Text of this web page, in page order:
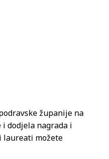
županije na
dodjela nagrada i
laureati možete